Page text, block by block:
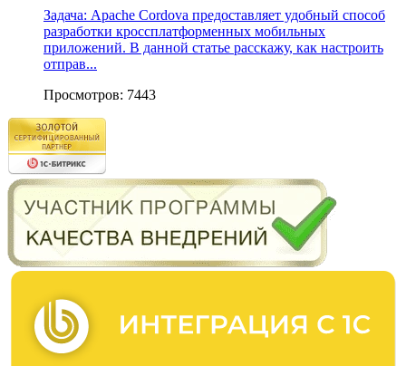
Задача: Apache Cordova предоставляет удобный способ
разработки кроссплатформенных мобильных
приложений. В данной статье расскажу, как настроить
отправ...
Просмотров: 7443